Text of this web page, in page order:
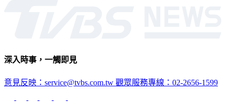
深入時事，一觸即見
意見反映：service@tvbs.com.tw 觀眾服務專線：02-2656-1599